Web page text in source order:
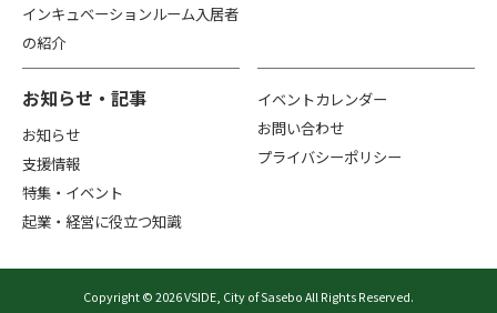
インキュベーションルーム入居者
の紹介
お知らせ・記事
お知らせ
支援情報
特集・イベント
起業・経営に役立つ知識
イベントカレンダー
お問い合わせ
プライバシーポリシー
Copyright © 2026 VSIDE, City of Sasebo All Rights Reserved.